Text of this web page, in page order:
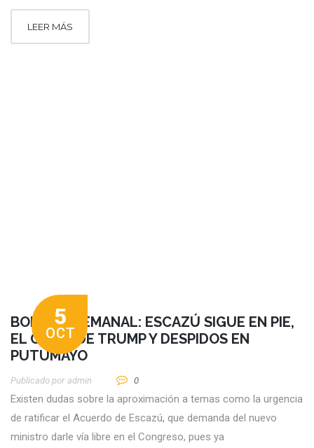
LEER MÁS
5
OCT
BOLETÍN SEMANAL: ESCAZÚ SIGUE EN PIE,
EL COVID DE TRUMP Y DESPIDOS EN
PUTUMAYO
Publicado por Admin 0
Existen dudas sobre la aproximación a temas como la urgencia
de ratificar el Acuerdo de Escazú, que demanda del nuevo
ministro darle vía libre en el Congreso, pues ya